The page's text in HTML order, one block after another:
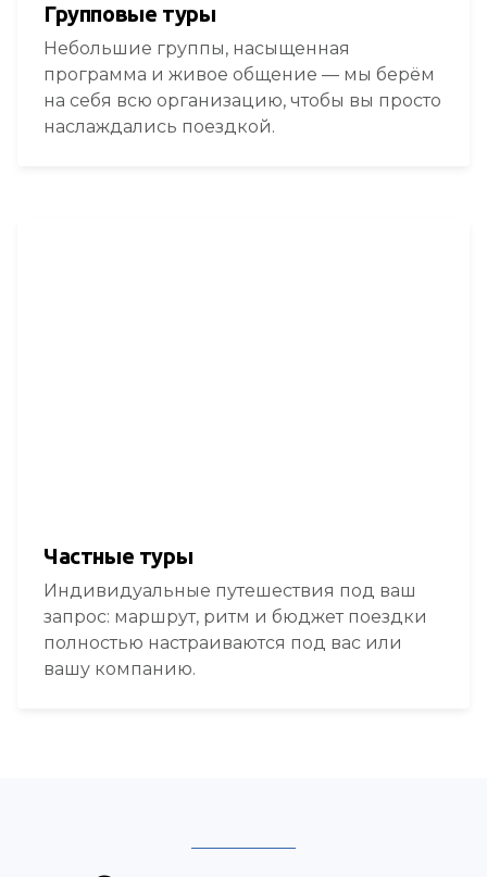
Групповые туры
Небольшие группы, насыщенная
программа и живое общение — мы берём
на себя всю организацию, чтобы вы просто
наслаждались поездкой.
Частные туры
Индивидуальные путешествия под ваш
запрос: маршрут, ритм и бюджет поездки
полностью настраиваются под вас или
вашу компанию.